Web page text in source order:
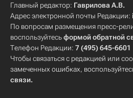
Главный редактор: Гаврилова А.В.
Адрес электронной почты Редакции:
По вопросам размещения пресс-
воспользуйтесьформой обратной
Телефон Редакции: 7 (495) 645-6601
Чтобы связаться с редакцией или
замеченных ошибках,
связи.